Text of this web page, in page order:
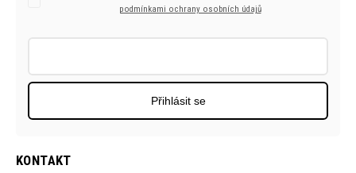
KONTAKT
podmínkami ochrany osobních údajů
Přihlásit se